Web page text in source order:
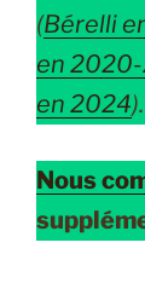
(Bérelli
en 2020-
en 2024).
Nous